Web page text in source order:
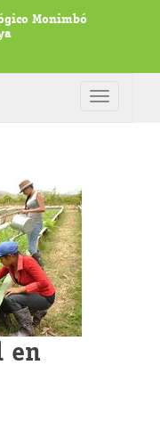
Monimbó
Toggle
en